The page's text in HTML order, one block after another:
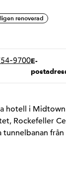
renoverad
9700E-
E-
hotell i
Rockefeller
tunnelbanan